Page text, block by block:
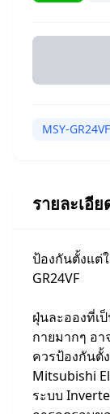
MSY-GR24VF
รายละเอี
ป้องกันตั้งแต่
GR24VF
ฝุ่นละอองที่เ
กายมากๆ อ
ควรป้องกันตั้
Mitsubishi
ระบบ